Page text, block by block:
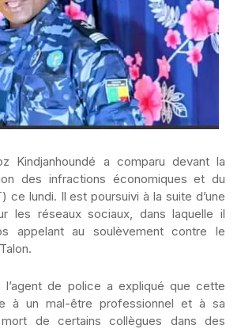
Kindjanhoundé a comparu devant la
des infractions économiques et du
ce lundi. Il est poursuivi à la suite d’une
les réseaux sociaux, dans laquelle il
appelant au soulèvement contre le
l’agent de police a expliqué que cette
à un mal-être professionnel et à sa
de certains collègues dans des